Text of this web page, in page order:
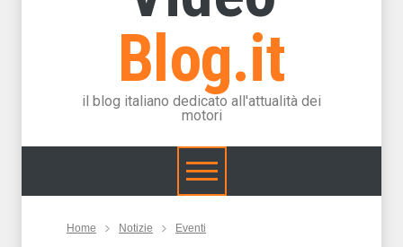
Blog.it
il blog italiano dedicato all'attualità dei
motori
Home Notizie Eventi